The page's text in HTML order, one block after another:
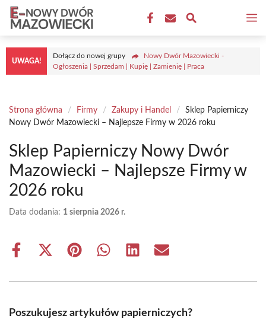
Przejdź
treści
UWAGA!
Dołącz do nowej grupy
Nowy Dwór Mazowiecki -
Ogłoszenia | Sprzedam | Kupię | Zamienię | Praca
Strona główna / Firmy / Zakupy i Handel /
Sklep Papierniczy
Nowy Dwór Mazowiecki – Najlepsze Firmy w 2026 roku
Sklep Papierniczy Nowy Dwór
Mazowiecki – Najlepsze Firmy w
2026 roku
Data dodania: 1 sierpnia 2026 r.
Share
Share
(Twitter)
Share Share Share Share
Poszukujesz artykułów papierniczych?